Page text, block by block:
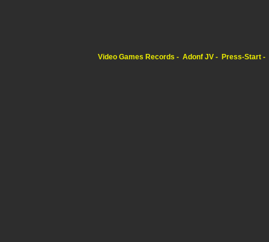
Video Games Records Adonf JV Press-Start